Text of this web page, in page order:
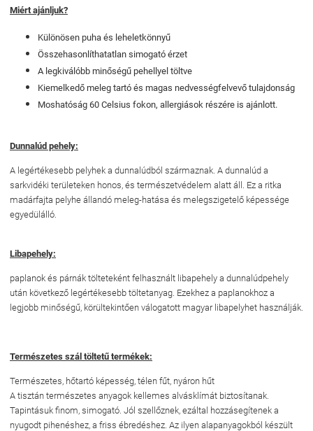
Miért ajánljuk?
Különösen puha és leheletkönnyű
Összehasonlíthatatlan simogató érzet
A legkiválóbb minőségű pehellyel töltve
Kiemelkedő meleg tartó és magas nedvességfelvevő tulajdonság
Moshatóság 60 Celsius fokon, allergiások részére is ajánlott.
Dunnalúd pehely:
A legértékesebb pelyhek a dunnalúdból származnak. A dunnalúd a
sarkvidéki területeken honos, és természetvédelem alatt áll. Ez a ritka
madárfajta pelyhe állandó meleg-hatása és melegszigetelő képessége
egyedülálló.
Libapehely:
paplanok és párnák tölteteként felhasznált libapehely a dunnalúdpehely
után következő legértékesebb töltetanyag. Ezekhez a paplanokhoz a
legjobb minőségű, körültekintően válogatott magyar libapelyhet használják.
Természetes szál töltetű termékek:
Természetes, hőtartó képesség, télen fűt, nyáron hűt
A tisztán természetes anyagok kellemes alvásklímát biztosítanak.
Tapintásuk finom, simogató. Jól szellőznek, ezáltal hozzásegítenek a
nyugodt pihenéshez, a friss ébredéshez. Az ilyen alapanyagokból készült